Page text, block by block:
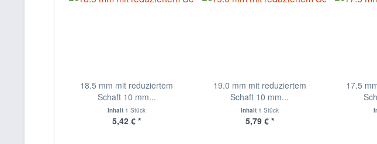
18.5 mm mit reduziertem
Schaft 10 mm...
Inhalt 1 Stück
5,42 € *
19.0 mm mit reduziertem
Schaft 10 mm...
Inhalt 1 Stück
5,79 € *
17.5